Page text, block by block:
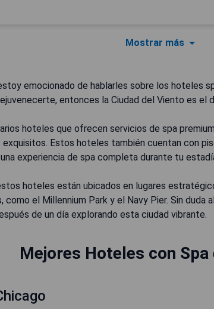
Mostrar más
emocionado de hablarles sobre los hoteles
entonces la Ciudad del Viento es
hoteles que ofrecen servicios de spa
Estos hoteles también cuentan con
experiencia de spa completa durante tu
hoteles están ubicados en lugares
el Millennium Park y el Navy Pier. Sin duda
de un día explorando esta ciudad vibrante.
Mejores Hoteles con Spa